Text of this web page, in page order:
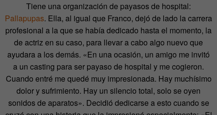
Tiene una organización de payasos de hospital:
Pallapupas. Ella, al igual que Franco, dejó de lado la carrera
profesional a la que se había dedicado hasta el momento, la
de actriz en su caso, para llevar a cabo algo nuevo que
ayudara a los demás. «En una ocasión, un amigo me invitó
a un casting para ser payaso de hospital y me cogieron.
Cuando entré me quedé muy impresionada. Hay muchísimo
dolor y sufrimiento. Hay un silencio total, solo se oyen
sonidos de aparatos». Decidió dedicarse a esto cuando se